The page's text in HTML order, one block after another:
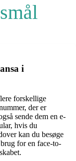
i
forskellige
der er
sende dem en e-
hvis du
kan du besøge
for en face-to-